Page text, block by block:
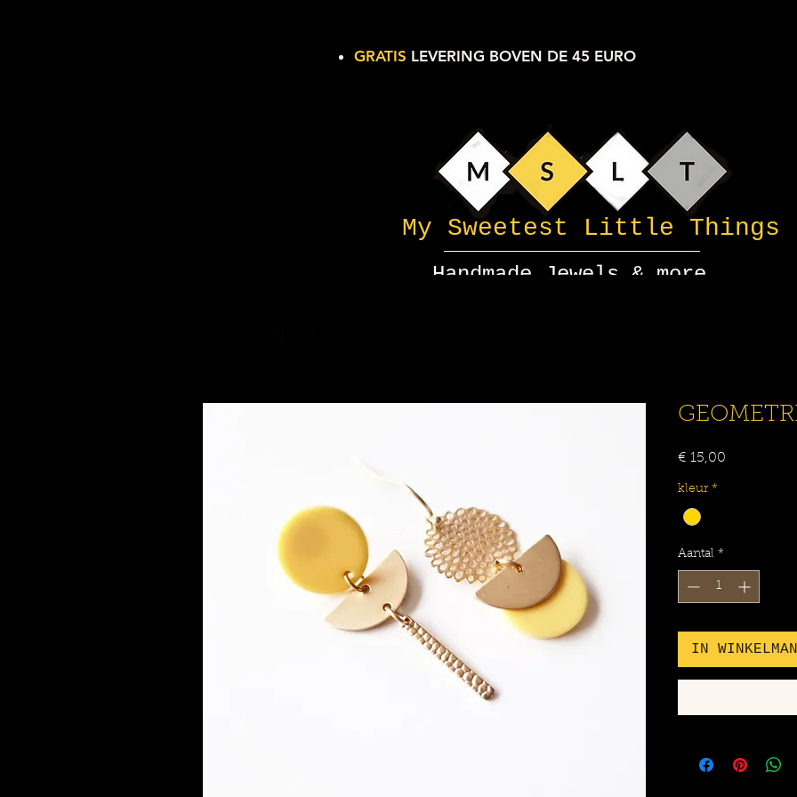
GRATIS LEVERING BOVEN DE 45 EURO
My Sweetest Little Things
Handmade Jewels & more
€ 15,00
kleur *
Aantal *
IN